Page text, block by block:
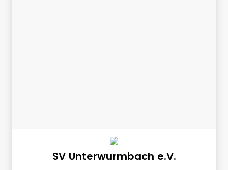
SV Unterwurmbach e.V.